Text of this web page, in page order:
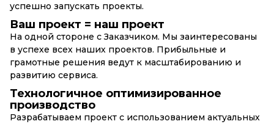
успешно запускать проекты.
Ваш проект = наш проект
На одной стороне с Заказчиком. Мы заинтересованы
в успехе всех наших проектов. Прибыльные и
грамотные решения ведут к масштабированию и
развитию сервиса.
Технологичное оптимизированное
производство
Разрабатываем проект с использованием актуальных